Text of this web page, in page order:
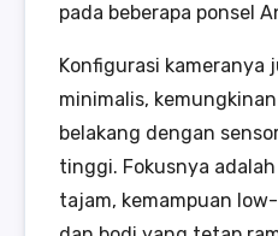
pada beberapa ponsel
Konfigurasi kameranya
minimalis,
belakang dengan
tinggi. Fokusnya
tajam, kemampuan